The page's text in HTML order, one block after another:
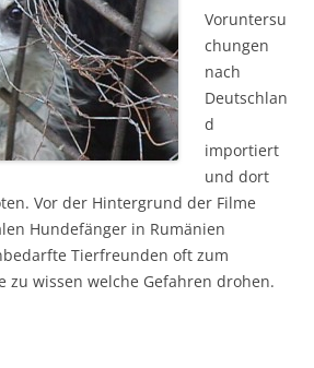
Voruntersu
chungen
nach
Deutschlan
d
importiert
und dort
Vor der Hintergrund der Filme
Hundefänger in Rumänien
Tierfreunden oft zum
zu wissen welche Gefahren drohen.